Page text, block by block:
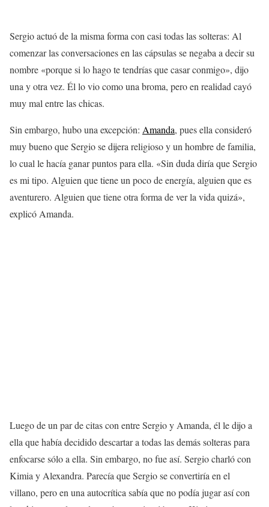
Sergio actuó de la misma forma con casi todas las solteras: Al
comenzar las conversaciones en las cápsulas se negaba a decir su
nombre «porque si lo hago te tendrías que casar conmigo», dijo
una y otra vez. Él lo vio como una broma, pero en realidad cayó
muy mal entre las chicas.
Sin embargo, hubo una excepción: Amanda, pues ella consideró
muy bueno que Sergio se dijera religioso y un hombre de familia,
lo cual le hacía ganar puntos para ella. «Sin duda diría que Sergio
es mi tipo. Alguien que tiene un poco de energía, alguien que es
aventurero. Alguien que tiene otra forma de ver la vida quizá»,
explicó Amanda.
Luego de un par de citas con entre Sergio y Amanda, él le dijo a
ella que había decidido descartar a todas las demás solteras para
enfocarse sólo a ella. Sin embargo, no fue así. Sergio charló con
Kimia y Alexandra. Parecía que Sergio se convertiría en el
villano, pero en una autocrítica sabía que no podía jugar así con